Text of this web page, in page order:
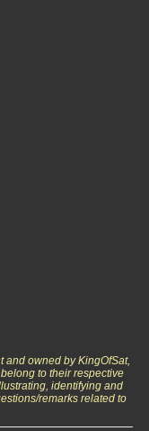
and owned by KingOfSat,
to their respective
identifying and
remarks related to